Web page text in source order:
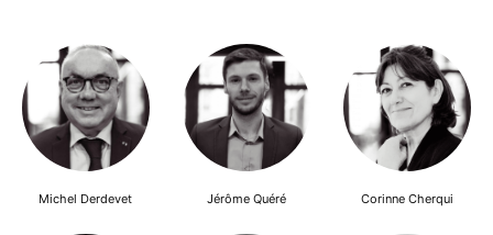
Michel Derdevet Jérôme Quéré Corinne Cherqui